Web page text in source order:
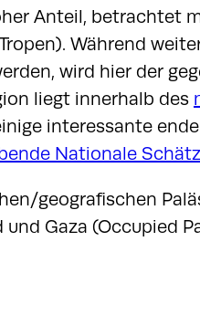
Anteil, betrachtet
Während
wird hier der
liegt innerhalb des
interessante
Nationale
geografischen
Gaza (Occupied